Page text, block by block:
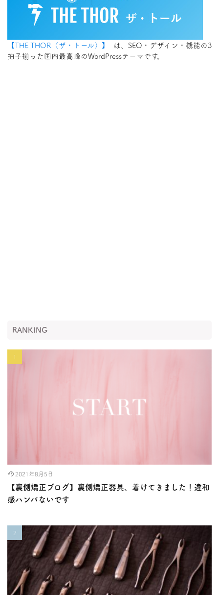
【THE THOR（ザ・トール）】
は、SEO・デザイン・機能の3
拍子揃った国内最高峰のWordPressテーマです。
RANKING
2021年8月5日
【裏側矯正ブログ】裏側矯正器具、着けてきました！違和
感ハンパないです